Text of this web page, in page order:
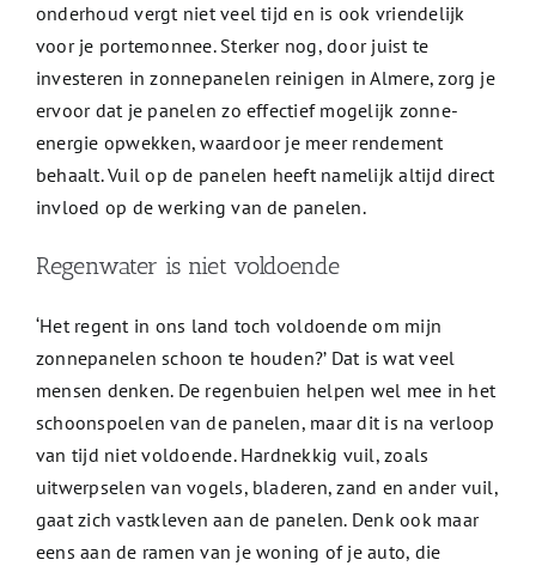
onderhoud vergt niet veel tijd en is ook vriendelijk
voor je portemonnee. Sterker nog, door juist te
investeren in zonnepanelen reinigen in Almere, zorg je
ervoor dat je panelen zo effectief mogelijk zonne-
energie opwekken, waardoor je meer rendement
behaalt. Vuil op de panelen heeft namelijk altijd direct
invloed op de werking van de panelen.
Regenwater is niet voldoende
‘Het regent in ons land toch voldoende om mijn
zonnepanelen schoon te houden?’ Dat is wat veel
mensen denken. De regenbuien helpen wel mee in het
schoonspoelen van de panelen, maar dit is na verloop
van tijd niet voldoende. Hardnekkig vuil, zoals
uitwerpselen van vogels, bladeren, zand en ander vuil,
gaat zich vastkleven aan de panelen. Denk ook maar
eens aan de ramen van je woning of je auto, die